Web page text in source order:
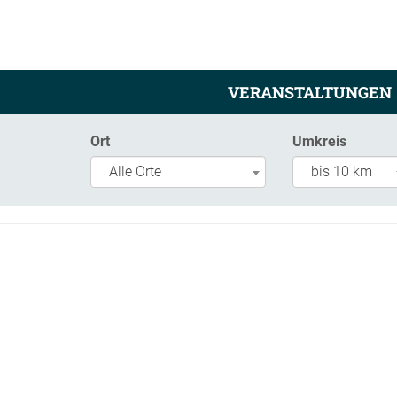
VERANSTALTUNGEN
Ort
Alle Orte
Umkreis
bis 10 km